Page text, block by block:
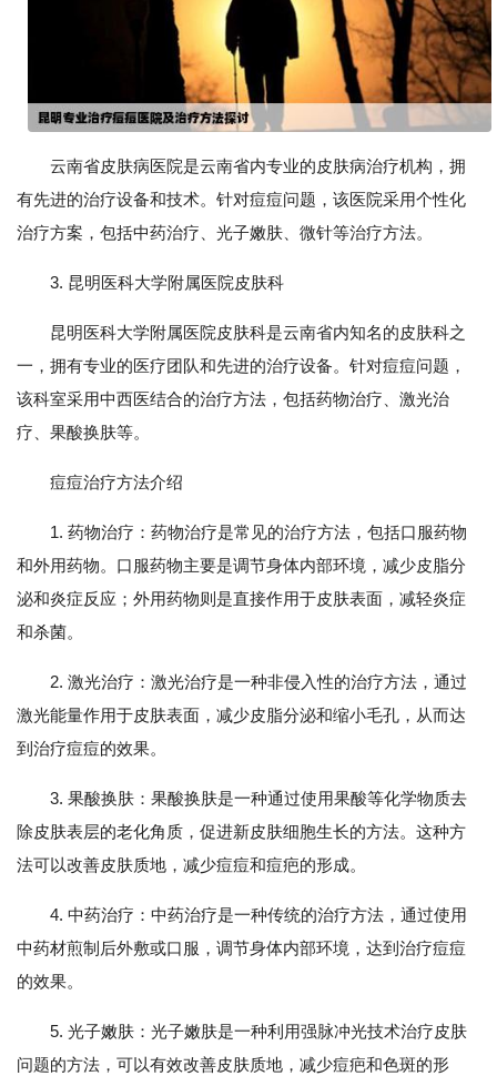
云南省皮肤病医院是云南省内专业的皮肤病治疗机构，拥
有先进的治疗设备和技术。针对痘痘问题，该医院采用个性化
治疗方案，包括中药治疗、光子嫩肤、微针等治疗方法。
3. 昆明医科大学附属医院皮肤科
昆明医科大学附属医院皮肤科是云南省内知名的皮肤科之
一，拥有专业的医疗团队和先进的治疗设备。针对痘痘问题，
该科室采用中西医结合的治疗方法，包括药物治疗、激光治
疗、果酸换肤等。
痘痘治疗方法介绍
1. 药物治疗：药物治疗是常见的治疗方法，包括口服药物
和外用药物。口服药物主要是调节身体内部环境，减少皮脂分
泌和炎症反应；外用药物则是直接作用于皮肤表面，减轻炎症
和杀菌。
2. 激光治疗：激光治疗是一种非侵入性的治疗方法，通过
激光能量作用于皮肤表面，减少皮脂分泌和缩小毛孔，从而达
到治疗痘痘的效果。
3. 果酸换肤：果酸换肤是一种通过使用果酸等化学物质去
除皮肤表层的老化角质，促进新皮肤细胞生长的方法。这种方
法可以改善皮肤质地，减少痘痘和痘疤的形成。
4. 中药治疗：中药治疗是一种传统的治疗方法，通过使用
中药材煎制后外敷或口服，调节身体内部环境，达到治疗痘痘
的效果。
5. 光子嫩肤：光子嫩肤是一种利用强脉冲光技术治疗皮肤
问题的方法，可以有效改善皮肤质地，减少痘疤和色斑的形